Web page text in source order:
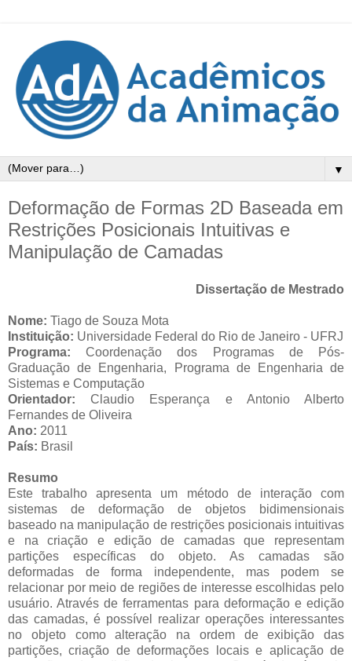
▼
Deformação de Formas 2D Baseada em
Restrições Posicionais Intuitivas e
Manipulação de Camadas
Dissertação de Mestrado
Nome: Tiago de Souza Mota
Instituição: Universidade Federal do Rio de Janeiro - UFRJ
Programa:Coordenação dos Programas de Pós-
Graduação de Engenharia, Programa de Engenharia de
Sistemas e Computação
Orientador:Claudio Esperança e Antonio Alberto
Fernandes de Oliveira
Ano: 2011
País: Brasil
Resumo
Este trabalho apresenta um método de interação com
sistemas de deformação de objetos bidimensionais
baseado na manipulação de restrições posicionais intuitivas
e na criação e edição de camadas que representam
partições específicas do objeto. As camadas são
deformadas de forma independente, mas podem se
relacionar por meio de regiões de interesse escolhidas pelo
usuário. Através de ferramentas para deformação e edição
das camadas, é possível realizar operações interessantes
no objeto como alteração na ordem de exibição das
partições, criação de deformações locais e aplicação de